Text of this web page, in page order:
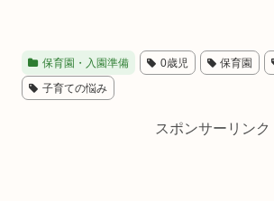
保育園・入園準備 0歳児 保育園
子育ての悩み
スポンサーリンク